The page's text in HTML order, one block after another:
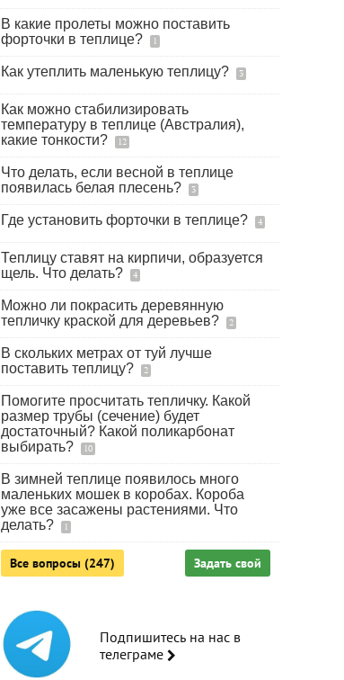
В какие пролеты можно поставить
форточки в теплице?
1
Как утеплить маленькую теплицу? 3
Как можно стабилизировать
температуру в теплице (Австралия),
какие тонкости?
12
Что делать, если весной в теплице
появилась белая плесень?
3
Где установить форточки в теплице? 4
Теплицу ставят на кирпичи, образуется
щель. Что делать?
4
Можно ли покрасить деревянную
тепличку краской для деревьев?
2
В скольких метрах от туй лучше
поставить теплицу?
2
Помогите просчитать тепличку. Какой
размер трубы (сечение) будет
достаточный? Какой поликарбонат
выбирать?
10
В зимней теплице появилось много
маленьких мошек в коробах. Короба
уже все засажены растениями. Что
делать?
1
Все вопросы (247) Задать свой
Подпишитесь на нас в
телеграме